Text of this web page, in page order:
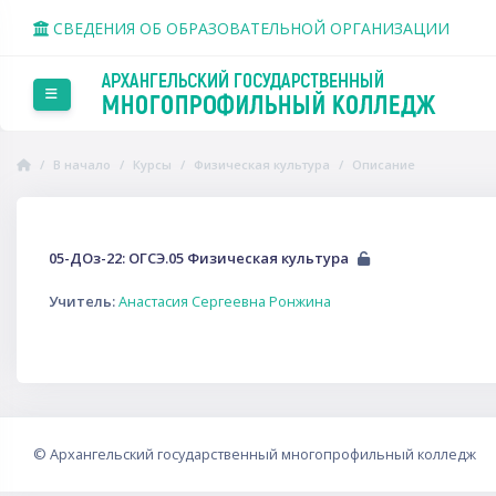
СВЕДЕНИЯ ОБ ОБРАЗОВАТЕЛЬНОЙ ОРГАНИЗАЦИИ
Боковая панель
В начало Курсы Физическая культура Описание
05-ДОз-22: ОГСЭ.05 Физическая культура
Учитель:Анастасия Сергеевна Ронжина
© Архангельский государственный многопрофильный колледж